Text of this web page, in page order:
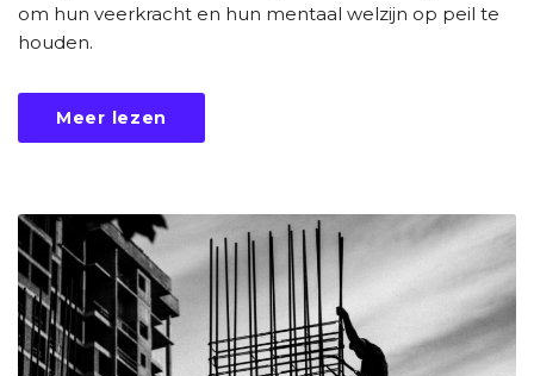
om hun veerkracht en hun mentaal welzijn op peil te
houden.
Meer lezen